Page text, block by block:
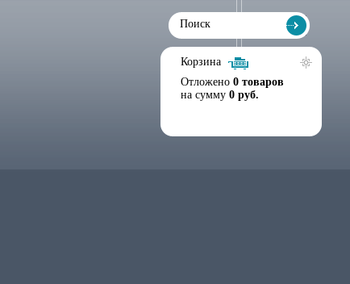
Корзина
Отложено 0 товаров
на сумму 0 руб.